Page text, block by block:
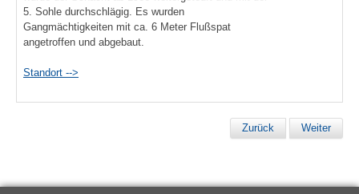
5. Sohle durchschlägig. Es wurden
Gangmächtigkeiten mit ca. 6 Meter Flußspat
angetroffen und abgebaut.
Standort -->
Zurück Weiter